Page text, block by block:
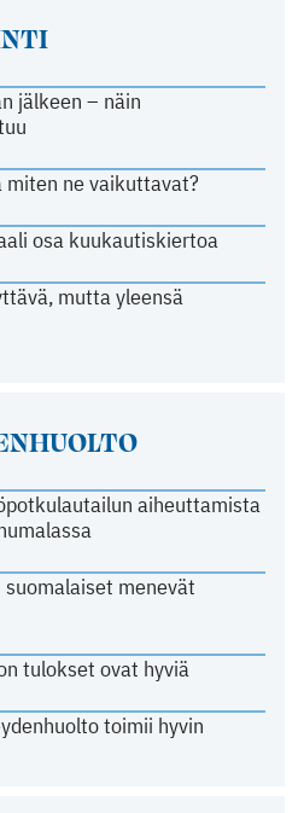
jälkeen – näin
ne vaikuttavat?
osa kuukautiskiertoa
mutta yleensä
aiheuttamista
menevät
tulokset ovat hyviä
toimii hyvin